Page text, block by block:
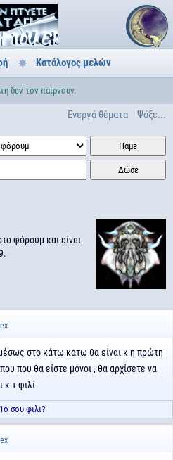
Κατάλογος μελών
δεν τον παίρνουν.
Ενεργά θέματα Ψάξε...
φόρουμ και είναι
στο κάτω κατω θα είναι κ η πρώτη
που θα είστε μόνοι , θα αρχίσετε να
κ τ φιλί
σου φιλι?